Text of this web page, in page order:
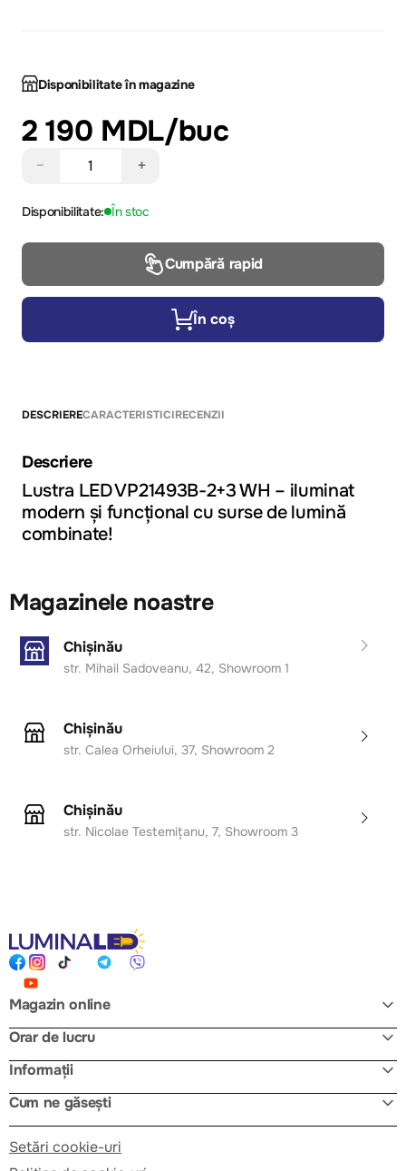
Disponibilitate în magazine
2 190 MDL/buc
− +
Disponibilitate: În stoc
Cumpără rapid
În coș
DESCRIERECARACTERISTICIRECENZII
Descriere
Lustra LED VP21493B-2+3 WH – iluminat
modern și funcțional cu surse de lumină
combinate!
Magazinele noastre
Chișinău
str. Mihail Sadoveanu, 42, Showroom 1
Chișinău
str. Calea Orheiului, 37, Showroom 2
Chișinău
str. Nicolae Testemițanu, 7, Showroom 3
Magazin online
Orar de lucru
Informații
Cum ne găsești
Setări cookie-uri